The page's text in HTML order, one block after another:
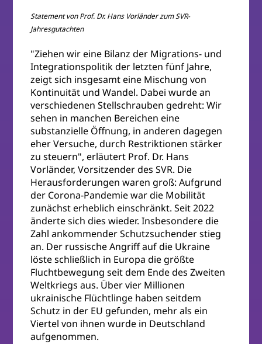
Statement von Prof. Dr. Hans Vorländer zum SVR-
Jahresgutachten
"Ziehen wir eine Bilanz der Migrations- und
Integrationspolitik der letzten fünf Jahre,
zeigt sich insgesamt eine Mischung von
Kontinuität und Wandel. Dabei wurde an
verschiedenen Stellschrauben gedreht: Wir
sehen in manchen Bereichen eine
substanzielle Öffnung, in anderen dagegen
eher Versuche, durch Restriktionen stärker
zu steuern", erläutert Prof. Dr. Hans
Vorländer, Vorsitzender des SVR. Die
Herausforderungen waren groß: Aufgrund
der Corona-Pandemie war die Mobilität
zunächst erheblich einschränkt. Seit 2022
änderte sich dies wieder. Insbesondere die
Zahl ankommender Schutzsuchender stieg
an. Der russische Angriff auf die Ukraine
löste schließlich in Europa die größte
Fluchtbewegung seit dem Ende des Zweiten
Weltkriegs aus. Über vier Millionen
ukrainische Flüchtlinge haben seitdem
Schutz in der EU gefunden, mehr als ein
Viertel von ihnen wurde in Deutschland
aufgenommen.